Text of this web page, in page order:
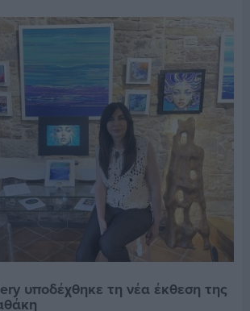
υποδέχθηκε τη νέα έκθεση της